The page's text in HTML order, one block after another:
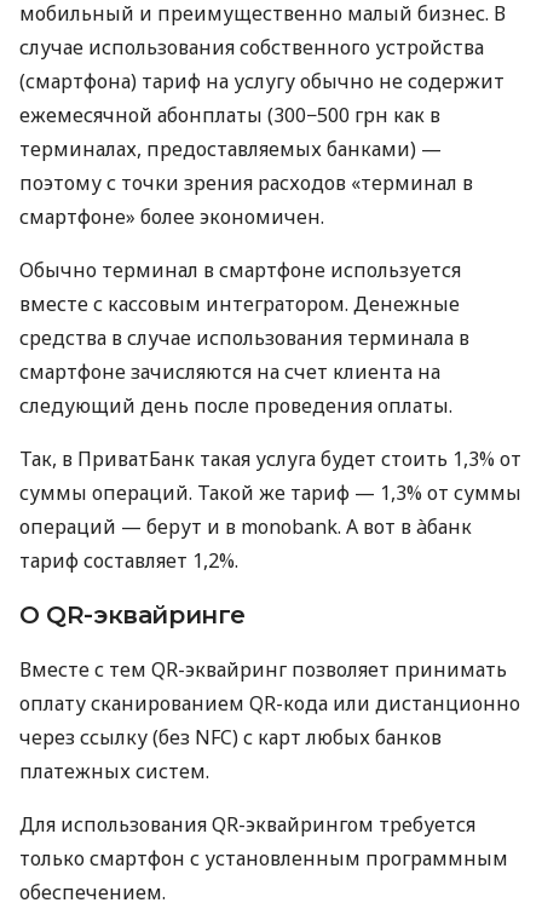
мобильный и преимущественно малый бизнес. В
случае использования собственного устройства
(смартфона) тариф на услугу обычно не содержит
ежемесячной абонплаты (300−500 грн как в
терминалах, предоставляемых банками) —
поэтому с точки зрения расходов «терминал в
смартфоне» более экономичен.
Обычно терминал в смартфоне используется
вместе с кассовым интегратором. Денежные
средства в случае использования терминала в
смартфоне зачисляются на счет клиента на
следующий день после проведения оплаты.
Так, в ПриватБанк такая услуга будет стоить 1,3% от
суммы операций. Такой же тариф — 1,3% от суммы
операций — берут и в monobank. А вот в àбанк
тариф составляет 1,2%.
О QR-эквайринге
Вместе с тем QR-эквайринг позволяет принимать
оплату сканированием QR-кода или дистанционно
через ссылку (без NFC) с карт любых банков
платежных систем.
Для использования QR-эквайрингом требуется
только смартфон с установленным программным
обеспечением.